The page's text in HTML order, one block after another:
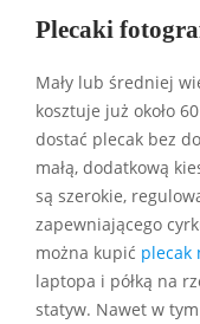
Plecaki
Mały lub średniej
kosztuje już około
dostać plecak bez
małą, dodatkową
są szerokie,
zapewniającego
można kupić plecak
laptopa i półką na
statyw. Nawet w